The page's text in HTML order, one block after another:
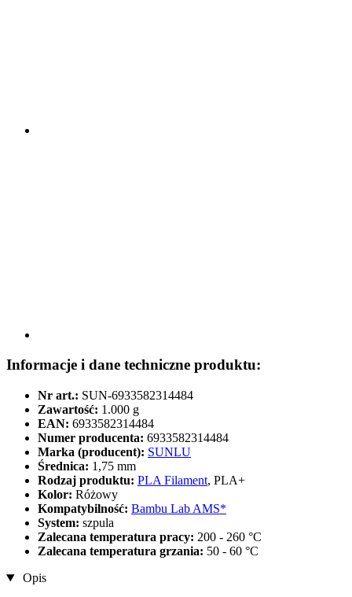
Informacje i dane techniczne produktu:
Nr art.: SUN-6933582314484
Zawartość: 1.000 g
EAN: 6933582314484
Numer producenta: 6933582314484
Marka (producent): SUNLU
Średnica: 1,75 mm
Rodzaj produktu: PLA Filament, PLA+
Kolor: Różowy
Kompatybilność: Bambu Lab AMS*
System: szpula
Zalecana temperatura pracy: 200 - 260 °C
Zalecana temperatura grzania: 50 - 60 °C
Opis